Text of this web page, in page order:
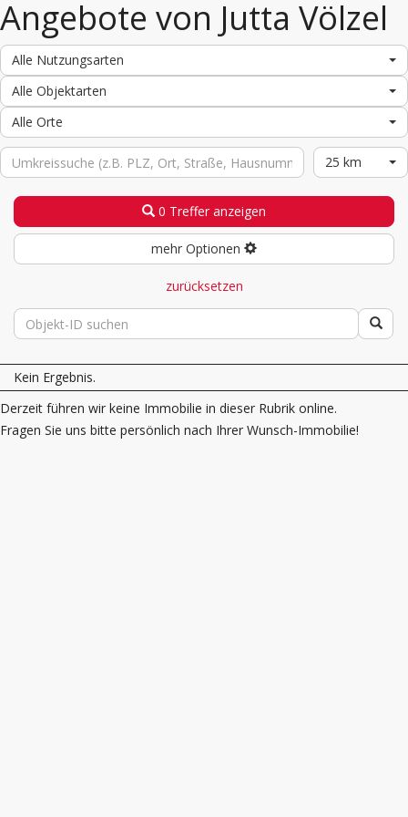
Angebote von Jutta Völzel
Alle Nutzungsarten
Alle Objektarten
Alle Orte
25 km
0 Treffer anzeigen
mehr Optionen
zurücksetzen
Kein Ergebnis.
Derzeit führen wir keine Immobilie in dieser Rubrik online.
Fragen Sie uns bitte persönlich nach Ihrer Wunsch-Immobilie!